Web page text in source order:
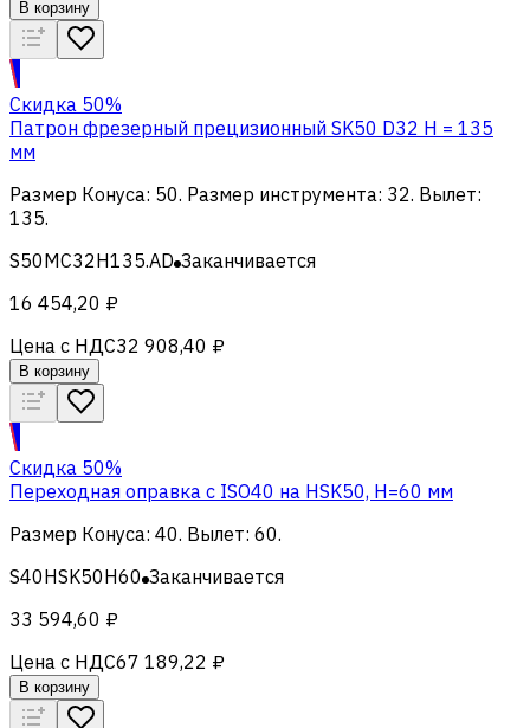
В корзину
Скидка 50%
Патрон фрезерный прецизионный SK50 D32 H = 135
мм
Размер Конуса: 50. Размер инструмента: 32. Вылет:
135.
S50MC32H135.AD Заканчивается
16 454,20 ₽
Цена с НДС32 908,40 ₽
В корзину
Скидка 50%
Переходная оправка c ISO40 на HSK50, H=60 мм
Размер Конуса: 40. Вылет: 60.
S40HSK50H60 Заканчивается
33 594,60 ₽
Цена с НДС67 189,22 ₽
В корзину